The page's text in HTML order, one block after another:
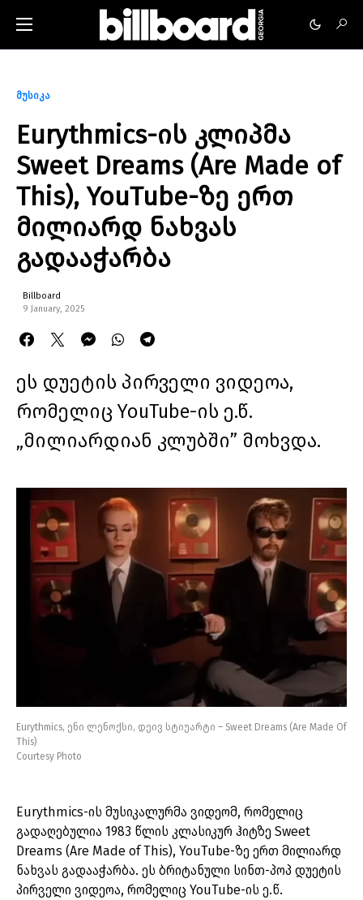
მუსიკა
Eurythmics-ის კლიპმა
Sweet Dreams (Are Made of
This), YouTube-ზე ერთ
მილიარდ ნახვას
გადააჭარბა
Billboard
9 January, 2025
ეს დუეტის პირველი ვიდეოა,
რომელიც YouTube-ის ე.წ.
„მილიარდიან კლუბში” მოხვდა.
Eurythmics, ენი ლენოქსი, დეივ სტიუარტი – Sweet Dreams (Are Made Of
This)
Courtesy Photo
Eurythmics-ის მუსიკალურმა ვიდეომ, რომელიც
გადაღებულია 1983 წლის კლასიკურ ჰიტზე Sweet
Dreams (Are Made of This), YouTube-ზე ერთ მილიარდ
ნახვას გადააჭარბა. ეს ბრიტანული სინთ-პოპ დუეტის
პირველი ვიდეოა, რომელიც YouTube-ის ე.წ.